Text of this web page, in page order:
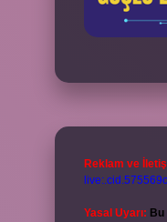
Reklam ve
Yasal Uyarı: